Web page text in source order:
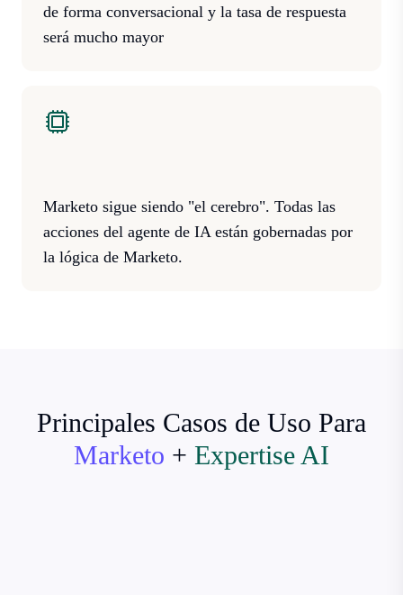
de forma conversacional y la tasa de respuesta
será mucho mayor
Marketo sigue siendo "el cerebro". Todas las
acciones del agente de IA están gobernadas por
la lógica de Marketo.
Principales Casos de Uso Para
Marketo + Expertise AI